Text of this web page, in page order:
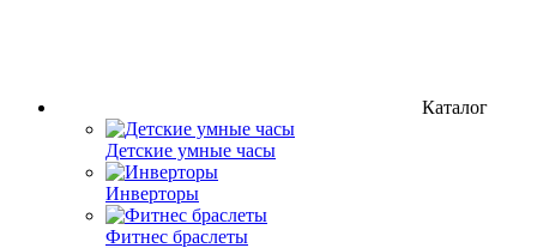
Каталог
Детские умные часы
Инверторы
Фитнес браслеты